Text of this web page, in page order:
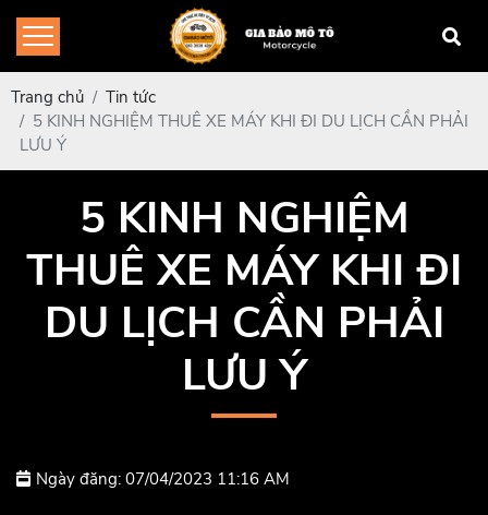
Trang chủ
Tin tức
5 KINH NGHIỆM THUÊ XE MÁY KHI ĐI DU LỊCH CẦN PHẢI
LƯU Ý
5 KINH NGHIỆM
THUÊ XE MÁY KHI ĐI
DU LỊCH CẦN PHẢI
LƯU Ý
Ngày đăng: 07/04/2023 11:16 AM